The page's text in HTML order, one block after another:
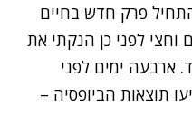
פרק חדש בחיים
וחצי לפני כן הנקתי את
ארבעה ימים לפני
רק בת 33, הגיעו תוצאות הביופסיה –